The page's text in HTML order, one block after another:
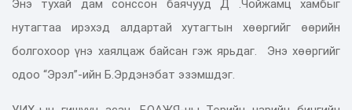
Энэ тухай дам сонссон баячууд Д .Чойжамц хамбыг
нутагтаа ирэхэд алдартай хутагтын хөөргийг өөрийн
болгохоор үнэ хаялцаж байсан гэж ярьдаг. Энэ хөөргийг
одоо “Эрэл”-ийн Б.Эрдэнэбат эзэмшдэг.